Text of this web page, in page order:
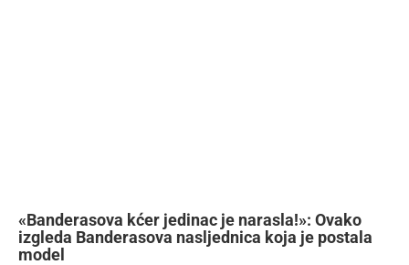
«Banderasova kćer jedinac je narasla!»: Ovako
izgleda Banderasova nasljednica koja je postala
model